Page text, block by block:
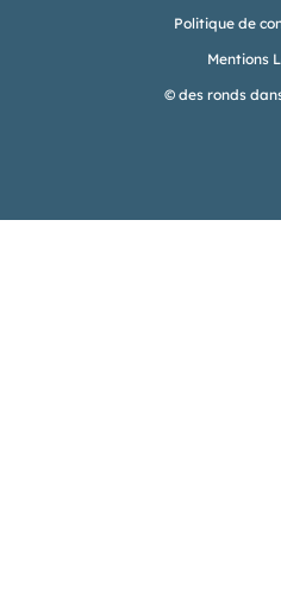
Politique de
Mentions
© des ronds